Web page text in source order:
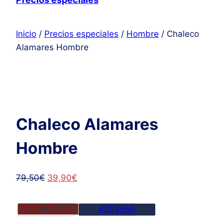
Inicio / Precios especiales / Hombre / Chaleco
Alamares Hombre
Chaleco Alamares
Hombre
79,50€ El
original
era:
39,90€
actual
es:
#6e2323 #202d50